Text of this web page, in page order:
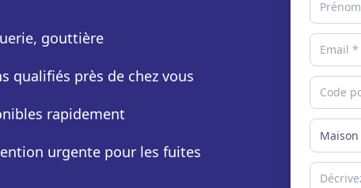
gouttière
qualifiés près de chez vous
rapidement
urgente pour les fuites